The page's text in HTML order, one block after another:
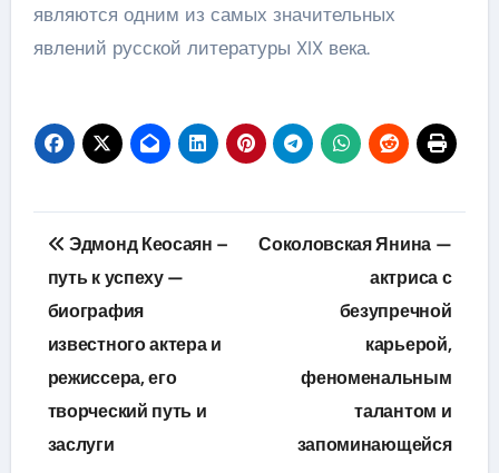
являются одним из самых значительных
явлений русской литературы XIX века.
Навигация
по
записям
Эдмонд Кеосаян –
путь к успеху —
биография
известного актера и
режиссера, его
творческий путь и
заслуги
Соколовская Янина —
актриса с
безупречной
карьерой,
феноменальным
талантом и
запоминающейся